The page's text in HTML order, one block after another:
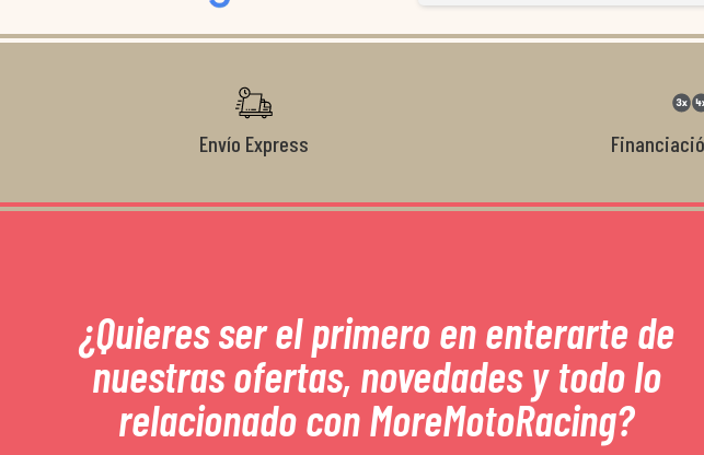
con el cliente, y me ofrecieron unas condiciones de
Envío Express
¿Quieres ser el primero en enterarte de
nuestras ofertas, novedades y todo lo
relacionado con MoreMotoRacing?